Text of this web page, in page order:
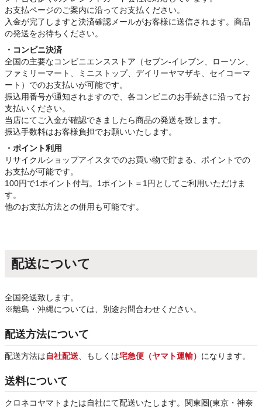
お支払ページのご案内に沿ってお支払ください。
入金が完了しますと決済確認メールがお客様に送信されます。商品
の発送をお待ちください。
・コンビニ決済
全国の主要なコンビニエンスストア（セブン-イレブン、ローソン、
ファミリーマート、ミニストップ、デイリーヤマザキ、セイコーマ
ート）でのお支払いが可能です。
振込用番号が通知されますので、各コンビニのお手続きに沿ってお
支払いください。
当店にてご入金が確認できましたら商品の発送を致します。
振込手数料はお客様負担でお願いいたします。
・ポイント利用
リサイクルショップアイスタでのお買い物で貯まる、ポイントでの
お支払が可能です。
100円で1ポイント付与。1ポイント＝1円としてご利用いただけま
す。
他のお支払方法との併用も可能です。
配送について
全国発送致します。
※離島・沖縄については、別途お問合わせください。
配送方法について
配送方法は自社配送 、もしくは宅急便（ヤマト運輸） になります。
送料について
クロネコヤマトまたは自社にて配送いたします。関東圏(東京・神奈